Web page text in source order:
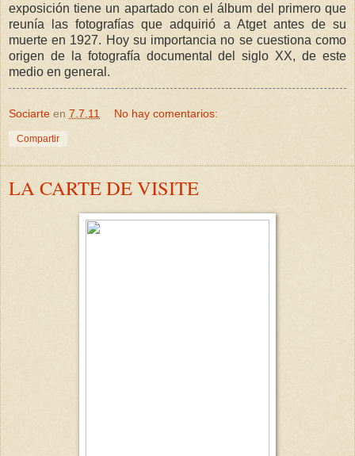
exposición tiene un apartado con el álbum del primero que
reunía las fotografías que adquirió a Atget antes de su
muerte en 1927. Hoy su importancia no se cuestiona como
origen de la fotografía documental del siglo XX, de este
medio en general.
Sociarte en 7.7.11 No hay comentarios:
Compartir
LA CARTE DE VISITE